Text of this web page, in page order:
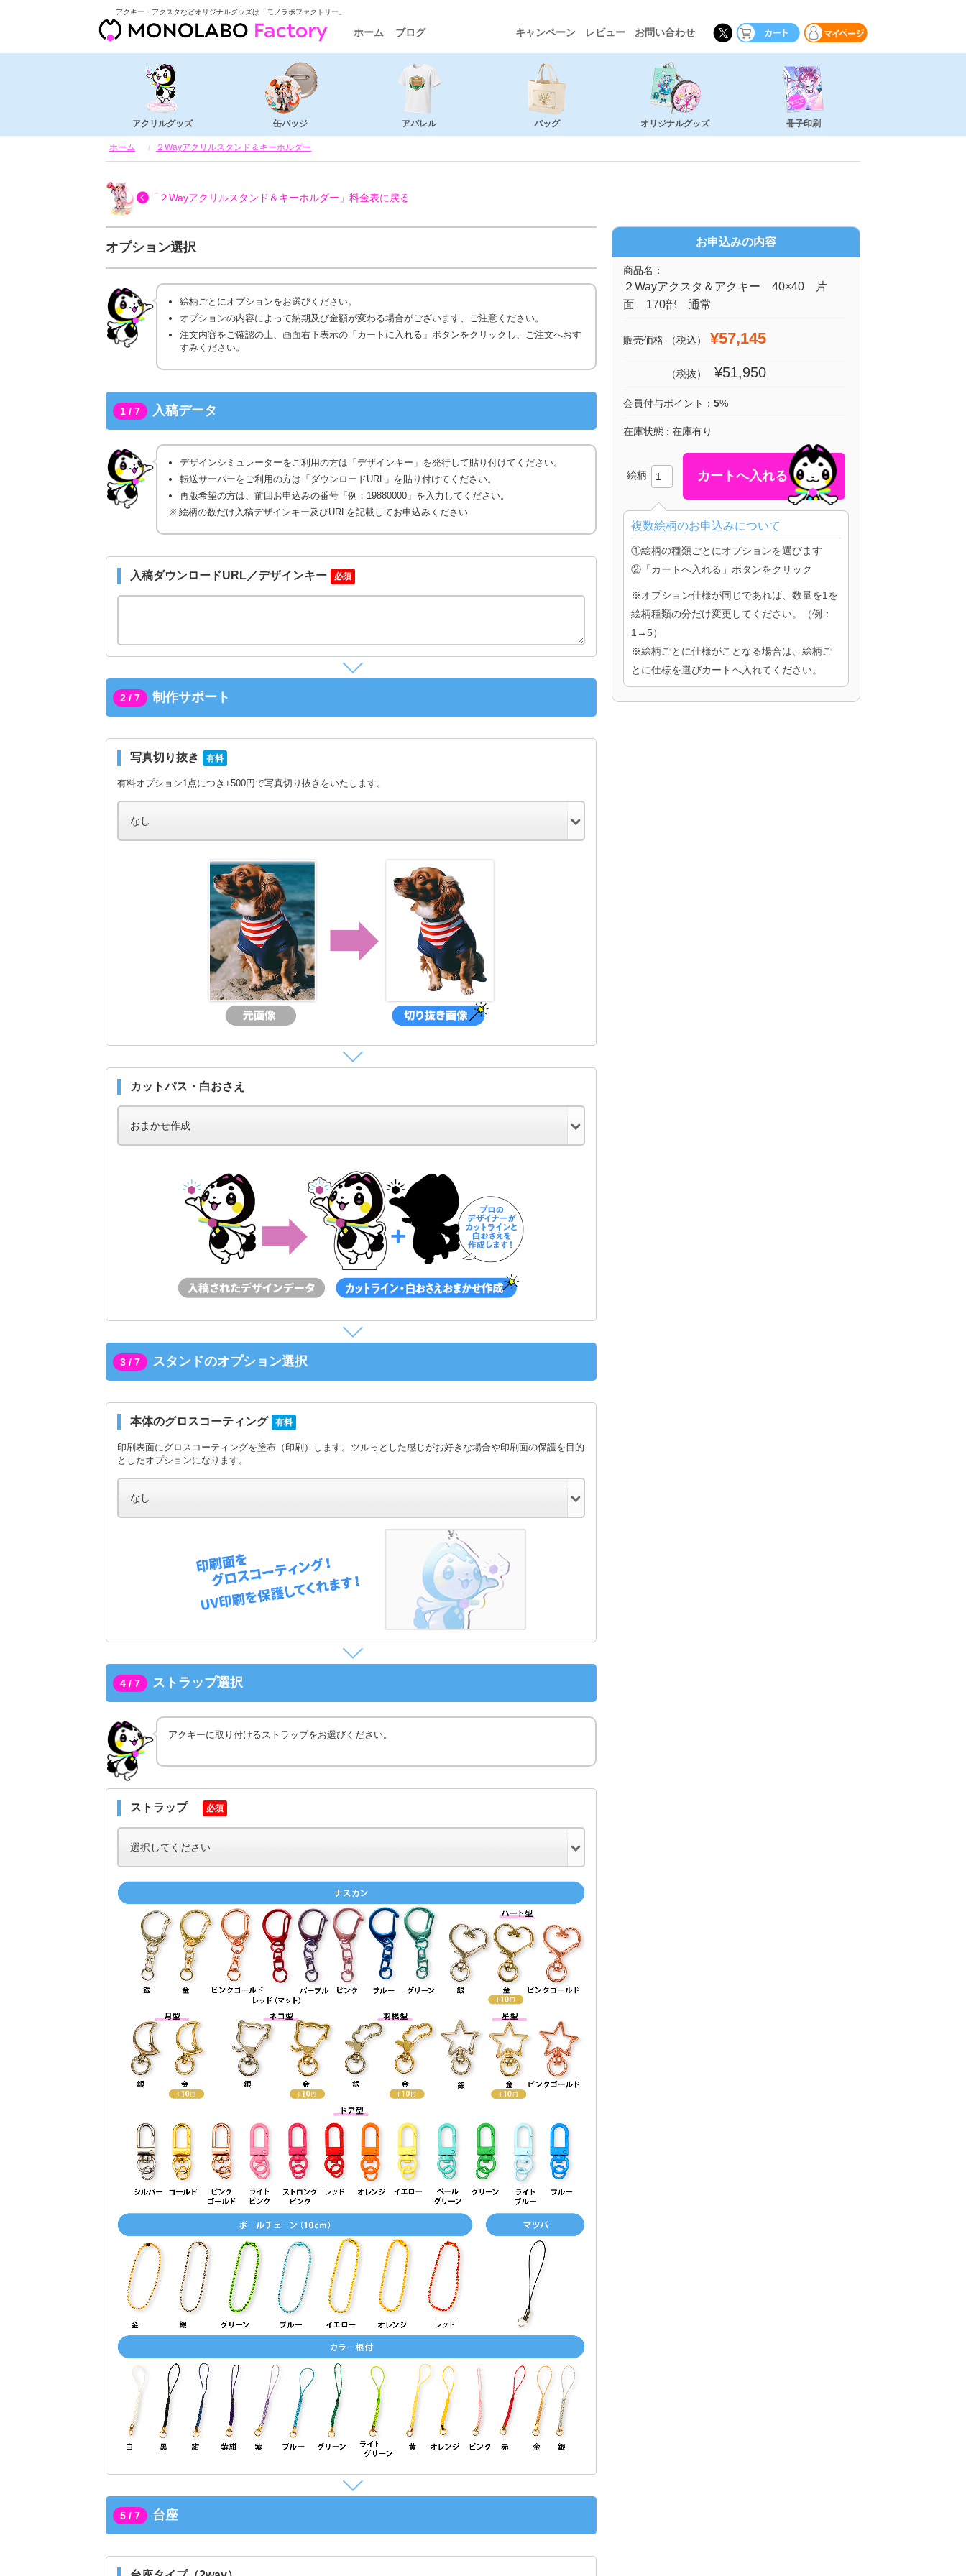
アクキー・アクスタなどオリジナルグッズは「モノラボファクトリー」
ホーム ブログ キャンペーン レビュー お問い合わせ
アクリルグッズ 缶バッジ アパレル バッグ オリジナルグッズ 冊子印刷
ホーム ２Wayアクリルスタンド＆キーホルダー
「２Wayアクリルスタンド＆キーホルダー」 料金表に戻る
オプション選択
絵柄ごとにオプションをお選びください。
オプションの内容によって納期及び金額が変わる場合がございます、ご注意ください。
注文内容をご確認の上、画面右下表示の「カートに入れる」ボタンをクリックし、ご注文へおす
すみください。
1 / 7 入稿データ
デザインシミュレーターをご利用の方は「デザインキー」を発行して貼り付けてください。
転送サーバーをご利用の方は「ダウンロードURL」を貼り付けてください。
再版希望の方は、前回お申込みの番号「例：19880000」を入力してください。
絵柄の数だけ入稿デザインキー及びURLを記載してお申込みください
入稿ダウンロードURL／デザインキー 必須
2 / 7 制作サポート
写真切り抜き 有料
有料オプション1点につき+500円で写真切り抜きをいたします。
カットパス・白おさえ
3 / 7 スタンドのオプション選択
本体のグロスコーティング 有料
印刷表面にグロスコーティングを塗布（印刷）します。ツルっとした感じがお好きな場合や印刷面の保護を目的
としたオプションになります。
4 / 7 ストラップ選択
アクキーに取り付けるストラップをお選びください。
ストラップ 必須
5 / 7 台座
お申込みの内容
商品名：
２Wayアクスタ＆アクキー 40×40 片
面 170部 通常
販売価格 （税込） ¥57,145
（税抜） ¥51,950
会員付与ポイント： 5%
在庫状態 : 在庫有り
絵柄
複数絵柄のお申込みについて
①絵柄の種類ごとにオプションを選びます
②「カートへ入れる」ボタンをクリック
※オプション仕様が同じであれば、数量を1を
絵柄種類の分だけ変更してください。（例：
1→5）
※絵柄ごとに仕様がことなる場合は、絵柄ご
とに仕様を選びカートへ入れてください。